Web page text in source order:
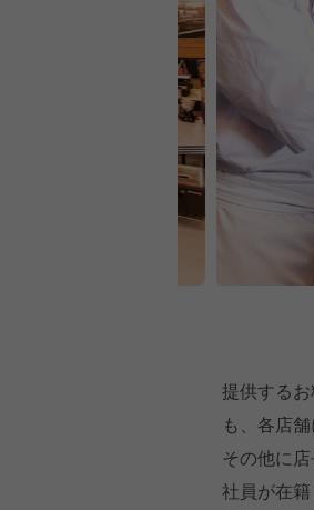
提供する
も、各店
その他に
社員が在籍